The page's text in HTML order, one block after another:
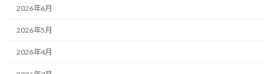
2026年6月
2026年5月
2026年4月